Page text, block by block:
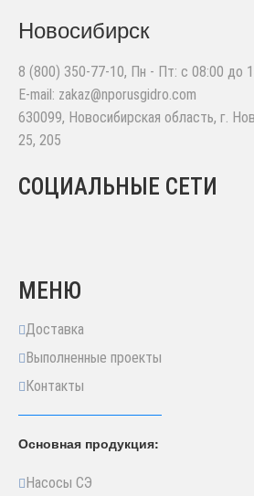
Новосибирск
8 (800) 350-77-10, Пн - Пт: с 08:00 до
E-mail: zakaz@nporusgidro.com
630099, Новосибирская область, г.
25, 205
СОЦИАЛЬНЫЕ СЕТИ
МЕНЮ
Доставка
Выполненные проекты
Контакты
Основная продукция:
Насосы СЭ